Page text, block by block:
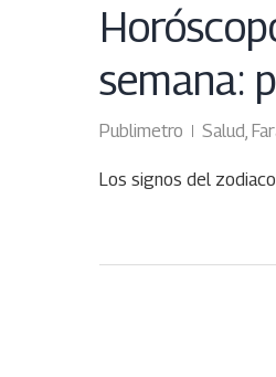
semana:
Publimetro Salud,
Los signos del